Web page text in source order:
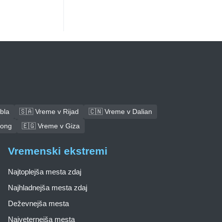
🇸🇦 Vreme v Rijad
🇨🇳 Vreme v Dalian
🇪🇬 Vreme v Giza
Vremenski ekstremi
Najtoplejša mesta zdaj
Najhladnejša mesta zdaj
Deževnejša mesta
Najveternejša mesta